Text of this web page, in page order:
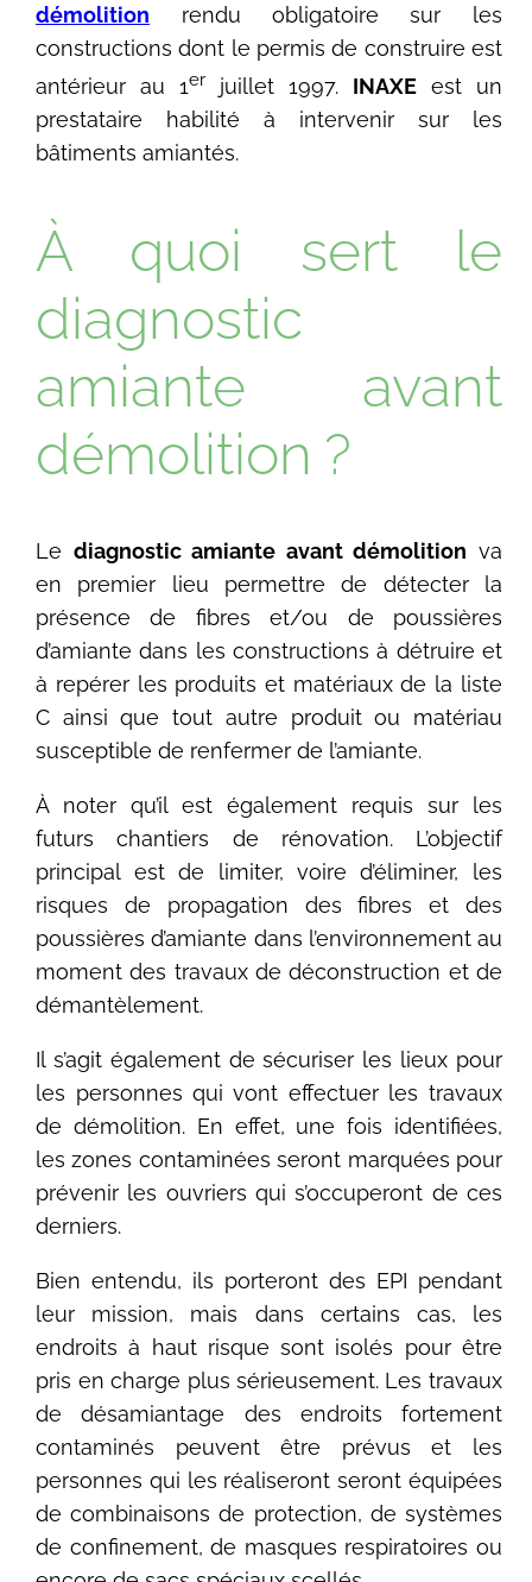
démolition rendu obligatoire sur les
constructions dont le permis de construire est
antérieur au 1er juillet 1997. INAXE est un
prestataire habilité à intervenir sur les
bâtiments amiantés.
À quoi sert le
diagnostic
amiante avant
démolition ?
Le diagnostic amiante avant démolition va
en premier lieu permettre de détecter la
présence de fibres et/ou de poussières
d’amiante dans les constructions à détruire et
à repérer les produits et matériaux de la liste
C ainsi que tout autre produit ou matériau
susceptible de renfermer de l’amiante.
À noter qu’il est également requis sur les
futurs chantiers de rénovation. L’objectif
principal est de limiter, voire d’éliminer, les
risques de propagation des fibres et des
poussières d’amiante dans l’environnement au
moment des travaux de déconstruction et de
démantèlement.
Il s’agit également de sécuriser les lieux pour
les personnes qui vont effectuer les travaux
de démolition. En effet, une fois identifiées,
les zones contaminées seront marquées pour
prévenir les ouvriers qui s’occuperont de ces
derniers.
Bien entendu, ils porteront des EPI pendant
leur mission, mais dans certains cas, les
endroits à haut risque sont isolés pour être
pris en charge plus sérieusement. Les travaux
de désamiantage des endroits fortement
contaminés peuvent être prévus et les
personnes qui les réaliseront seront équipées
de combinaisons de protection, de systèmes
de confinement, de masques respiratoires ou